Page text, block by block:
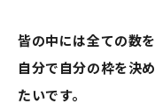
皆の中には全ての数
自分で自分の枠を決
たいです。